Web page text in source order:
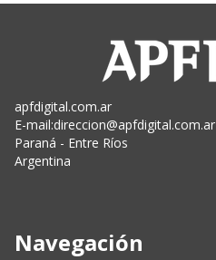
apfdigital.com.ar
E-mail:direccion@apfdigital.com.ar
Paraná - Entre Ríos
Argentina
Navegación